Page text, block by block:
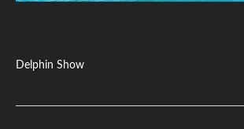
Delphin Show